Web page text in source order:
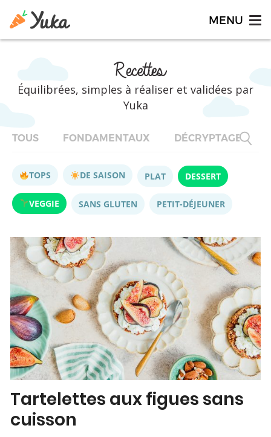
Recettes
Équilibrées, simples à réaliser et validées par
Yuka
TOUS FONDAMENTAUX DÉCRYPTAGES
TOPS DE SAISON PLAT DESSERT
VEGGIE SANS GLUTEN PETIT-DÉJEUNER
Tartelettes aux figues sans
cuisson